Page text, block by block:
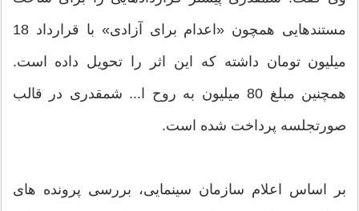
مستندهایی همچون «اعدام برای آزادی» با قرارداد 18
میلیون تومان داشته که این اثر را تحویل داده است.
همچنین مبلغ 80 میلیون به روح ا... شمقدری در قالب
صورتجلسه پرداخت شده است.
بر اساس اعلام سازمان سینمایی، بررسی پرونده های